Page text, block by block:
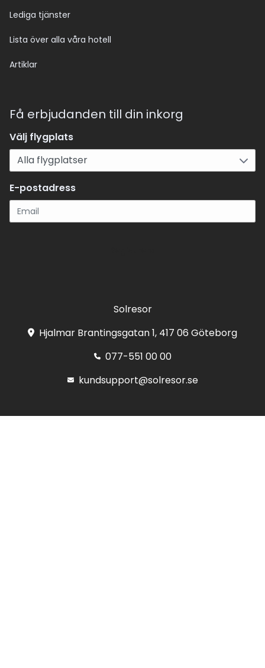
Lediga tjänster
Lista över alla våra hotell
Artiklar
Få erbjudanden till din inkorg
Välj flygplats
E-postadress
Solresor
Hjalmar Brantingsgatan 1, 417 06 Göteborg
077-551 00 00
kundsupport@solresor.se